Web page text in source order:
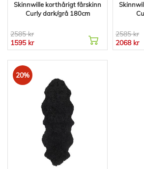
Skinnwille korthårigt fårskinn
Curly dark/grå 180cm
2585 kr
1595 kr
2585 kr
2068 kr
20%